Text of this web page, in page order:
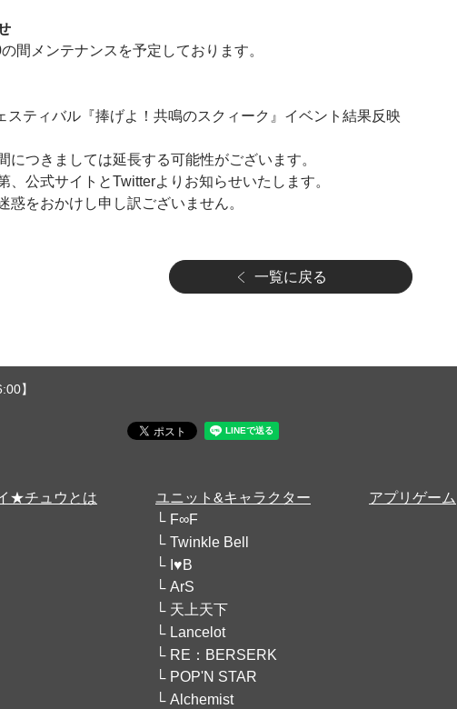
間メンテナンスを予定しております。
スティバル『捧げよ！共鳴のスクィーク』イベント結果反映
につきましては延長する可能性がございます。
、公式サイトとTwitterよりお知らせいたします。
惑をおかけし申し訳ございません。
一覧に戻る
】
★チュウとは
ユニット&キャラクター
F∞F
Twinkle Bell
I♥B
ArS
天上天下
Lancelot
RE：BERSERK
POP'N STAR
Alchemist
アプリゲーム